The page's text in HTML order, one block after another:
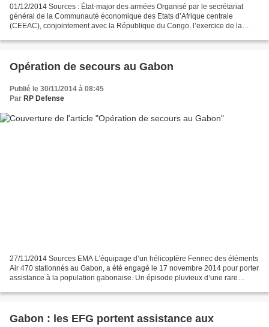
01/12/2014 Sources : État-major des armées Organisé par le secrétariat
général de la Communauté économique des Etats d’Afrique centrale
(CEEAC), conjointement avec la République du Congo, l’exercice de la
Opération de secours au Gabon
Publié le 30/11/2014 à 08:45
Par RP Defense
27/11/2014 Sources EMA L’équipage d’un hélicoptère Fennec des éléments
Air 470 stationnés au Gabon, a été engagé le 17 novembre 2014 pour porter
assistance à la population gabonaise. Un épisode pluvieux d’une rare
Gabon : les EFG portent assistance aux